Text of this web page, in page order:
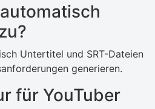
Untertitel und SRT-Dateien
generieren.
für YouTuber